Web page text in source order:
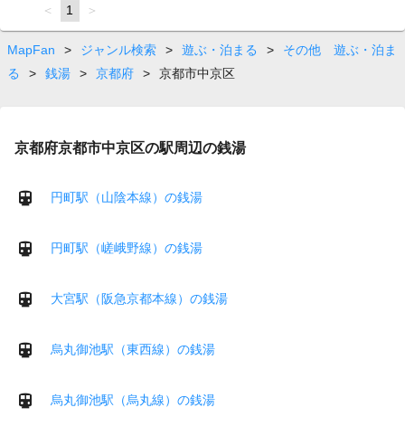
page
You're
on
page
1 page
MapFan > ジャンル検索 > 遊ぶ・泊まる >
その他 遊ぶ・泊ま
る
> 銭湯 > 京都府 > 京都市中京区
京都府京都市中京区の駅周辺の銭湯
円町駅（山陰本線）の銭湯
円町駅（嵯峨野線）の銭湯
大宮駅（阪急京都本線）の銭湯
烏丸御池駅（東西線）の銭湯
烏丸御池駅（烏丸線）の銭湯